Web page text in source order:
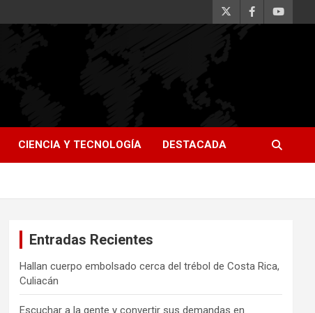
CIENCIA Y TECNOLOGÍA DESTACADA
Entradas Recientes
Hallan cuerpo embolsado cerca del trébol de Costa Rica,
Culiacán
Escuchar a la gente y convertir sus demandas en